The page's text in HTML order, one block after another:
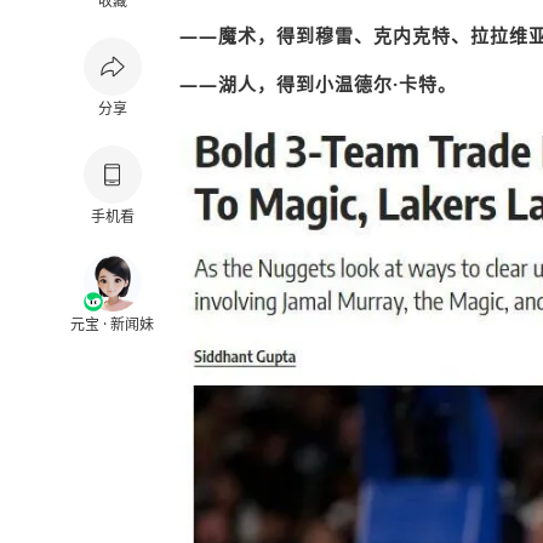
分享
手机看
元宝 · 新闻妹
——魔术，得到穆雷、克内克特、拉拉维
——湖人，得到小温德尔·卡特。